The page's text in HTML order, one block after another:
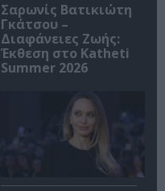
Σαρωνίς Βατικιώτη
Γκάτσου –
Διαφάνειες Ζωής:
Έκθεση στο Katheti
Summer 2026